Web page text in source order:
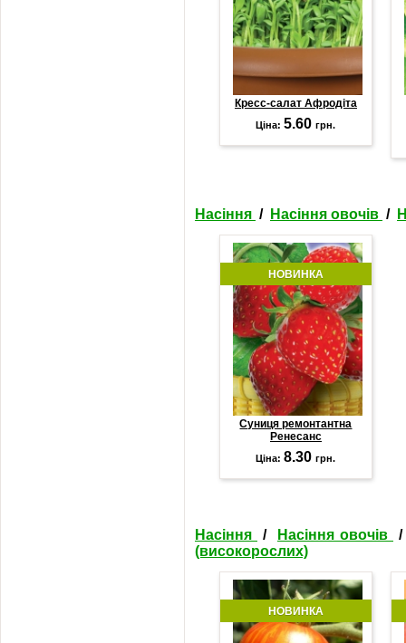
Кресс-салат Афродіта
Ціна:5.60грн.
Насіння / Насіння овочів /
НОВИНКА
Суниця ремонтантна
Ренесанс
Ціна:8.30грн.
Насіння / Насіння овочів
(високорослих)
НОВИНКА